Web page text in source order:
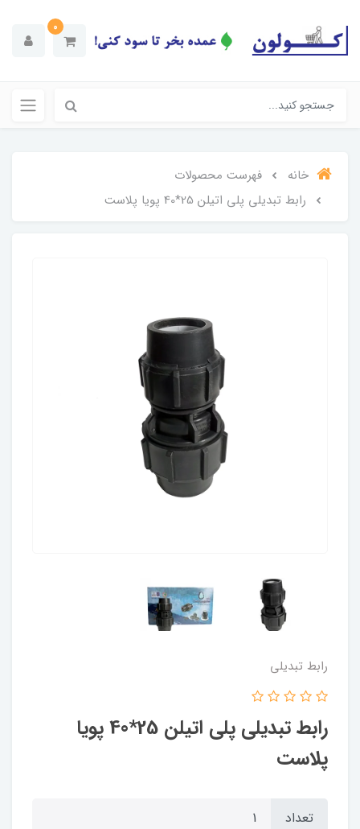
0
خانه
فهرست محصولات
رابط تبدیلی پلی اتیلن 25*40 پویا پلاست
رابط تبدیلی
رابط تبدیلی پلی اتیلن 25*40 پویا
پلاست
تعداد